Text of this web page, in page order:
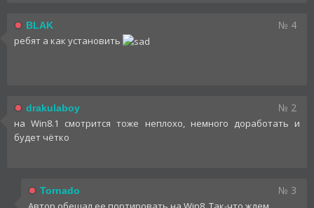
BLAK № 4
ребят а как установить
drakulaboy № 2
на Win8.1 смотрится тоже неплохо, немного доработать и
будет чётко
Tornado № 3